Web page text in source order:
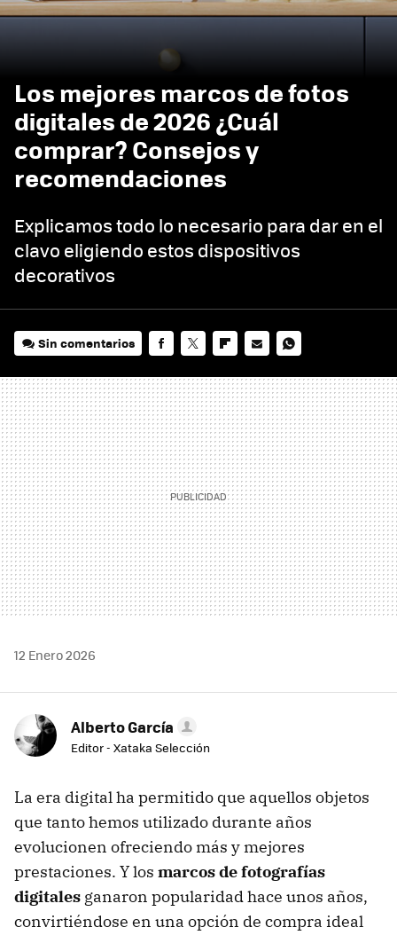
Los mejores marcos de fotos
digitales de 2026 ¿Cuál
comprar? Consejos y
recomendaciones
Explicamos todo lo necesario para dar en el
clavo eligiendo estos dispositivos
decorativos
Sin comentarios
MAIL
12 Enero 2026
Alberto García
Editor - Xataka Selección
La era digital ha permitido que aquellos objetos
que tanto hemos utilizado durante años
evolucionen ofreciendo más y mejores
prestaciones. Y los marcos de fotografías
digitales ganaron popularidad hace unos años,
convirtiéndose en una opción de compra ideal